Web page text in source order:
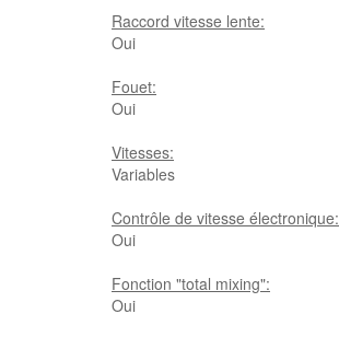
Raccord vitesse lente:
Oui
Fouet:
Oui
Vitesses:
Variables
Contrôle de vitesse électronique:
Oui
Fonction "total mixing":
Oui